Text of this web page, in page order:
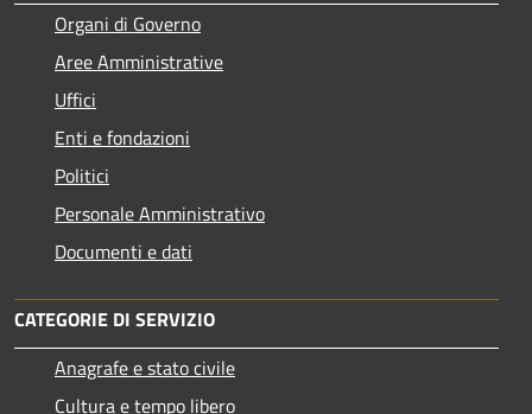
Organi di Governo
Aree Amministrative
Uffici
Enti e fondazioni
Politici
Personale Amministrativo
Documenti e dati
CATEGORIE DI SERVIZIO
Anagrafe e stato civile
Cultura e tempo libero